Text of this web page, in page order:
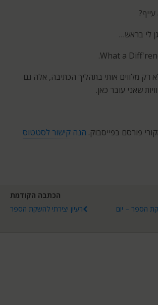
לי בראש…
What a
מלווים אותי בתהליך הכתיבה, אלה גם
שאני עובר כאן.
פורסם בפייסבוק. הנה קישור לסטטוס
הכתבה הקודמת
רעיון יצירתי להשקת הספר
הספר – יום